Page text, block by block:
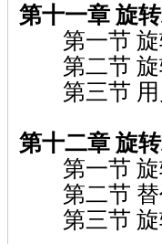
第十一章 旋
第一节 旋
第二节 旋
第三节 用
第十二章 旋
第一节 旋
第二节 替
第三节 旋